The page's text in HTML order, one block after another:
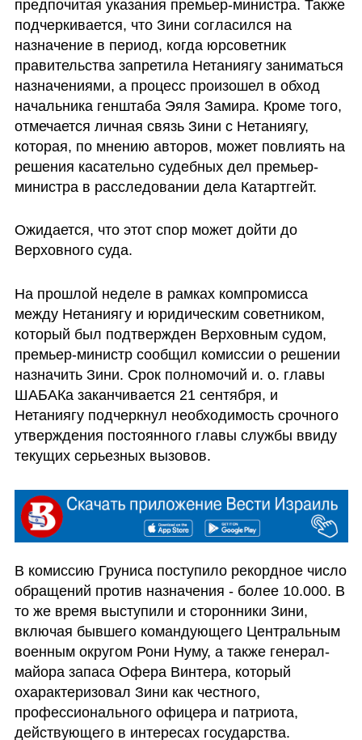
предпочитая указания премьер-министра. Также
подчеркивается, что Зини согласился на
назначение в период, когда юрсоветник
правительства запретила Нетаниягу заниматься
назначениями, а процесс произошел в обход
начальника генштаба Эяля Замира. Кроме того,
отмечается личная связь Зини с Нетаниягу,
которая, по мнению авторов, может повлиять на
решения касательно судебных дел премьер-
министра в расследовании дела Катартгейт.
Ожидается, что этот спор может дойти до
Верховного суда.
На прошлой неделе в рамках компромисса
между Нетаниягу и юридическим советником,
который был подтвержден Верховным судом,
премьер-министр сообщил комиссии о решении
назначить Зини. Срок полномочий и. о. главы
ШАБАКа заканчивается 21 сентября, и
Нетаниягу подчеркнул необходимость срочного
утверждения постоянного главы службы ввиду
текущих серьезных вызовов.
В комиссию Груниса поступило рекордное число
обращений против назначения - более 10.000. В
то же время выступили и сторонники Зини,
включая бывшего командующего Центральным
военным округом Рони Нуму, а также генерал-
майора запаса Офера Винтера, который
охарактеризовал Зини как честного,
профессионального офицера и патриота,
действующего в интересах государства.